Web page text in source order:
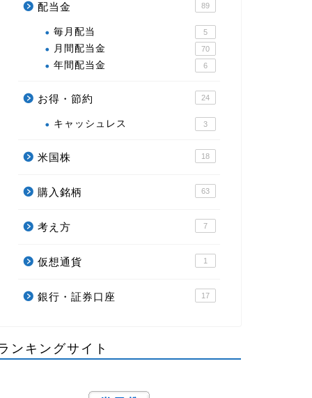
配当金 89
毎月配当 5
月間配当金 70
年間配当金 6
お得・節約 24
キャッシュレス 3
米国株 18
購入銘柄 63
考え方 7
仮想通貨 1
銀行・証券口座 17
ンキングサイト